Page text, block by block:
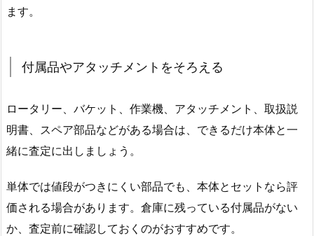
ます。
付属品やアタッチメントをそろえる
ロータリー、バケット、作業機、アタッチメント、取扱説
明書、スペア部品などがある場合は、できるだけ本体と一
緒に査定に出しましょう。
単体では値段がつきにくい部品でも、本体とセットなら評
価される場合があります。倉庫に残っている付属品がない
か、査定前に確認しておくのがおすすめです。